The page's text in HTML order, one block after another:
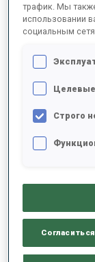
РЕЗУЛЬТАТЫ
ЛЫЖНЫЙ ХОД -
Данных нет
Данных нет
СТРЕЛЬБА СТОЯ
Данных нет
трафик. Мы
использовании
социальным
Строго